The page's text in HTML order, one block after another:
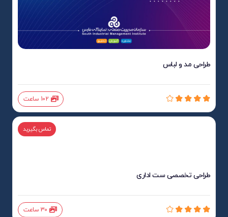
طراحی مد و لباس
102 ساعت
تماس بگیرید
طراحی تخصصی ست اداری
30 ساعت